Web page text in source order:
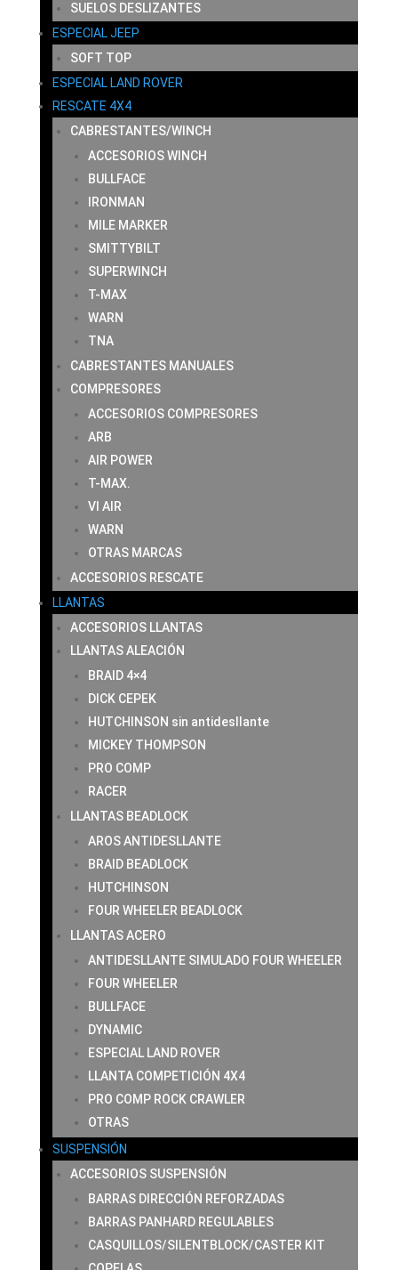
SUELOS DESLIZANTES
ESPECIAL JEEP
SOFT TOP
ESPECIAL LAND ROVER
RESCATE 4X4
CABRESTANTES/WINCH
ACCESORIOS WINCH
BULLFACE
IRONMAN
MILE MARKER
SMITTYBILT
SUPERWINCH
T-MAX
WARN
TNA
CABRESTANTES MANUALES
COMPRESORES
ACCESORIOS COMPRESORES
ARB
AIR POWER
T-MAX.
VI AIR
WARN
OTRAS MARCAS
ACCESORIOS RESCATE
LLANTAS
ACCESORIOS LLANTAS
LLANTAS ALEACIÓN
BRAID 4×4
DICK CEPEK
HUTCHINSON sin antidesllante
MICKEY THOMPSON
PRO COMP
RACER
LLANTAS BEADLOCK
AROS ANTIDESLLANTE
BRAID BEADLOCK
HUTCHINSON
FOUR WHEELER BEADLOCK
LLANTAS ACERO
ANTIDESLLANTE SIMULADO FOUR WHEELER
FOUR WHEELER
BULLFACE
DYNAMIC
ESPECIAL LAND ROVER
LLANTA COMPETICIÓN 4X4
PRO COMP ROCK CRAWLER
OTRAS
SUSPENSIÓN
ACCESORIOS SUSPENSIÓN
BARRAS DIRECCIÓN REFORZADAS
BARRAS PANHARD REGULABLES
CASQUILLOS/SILENTBLOCK/CASTER KIT